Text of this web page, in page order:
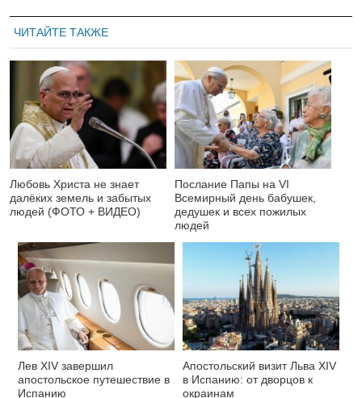
ЧИТАЙТЕ ТАКЖЕ
Любовь Христа не знает
далёких земель и забытых
людей (ФОТО + ВИДЕО)
Послание Папы на VI
Всемирный день бабушек,
дедушек и всех пожилых
людей
Лев XIV завершил
апостольское путешествие в
Испанию
Апостольский визит Льва XIV
в Испанию: от дворцов к
окраинам